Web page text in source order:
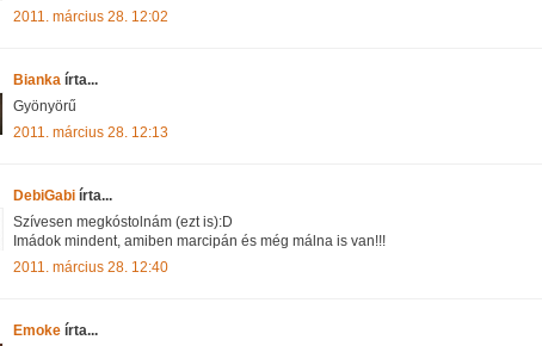
2011. március 28. 12:02
Bianka írta...
Gyönyörű
2011. március 28. 12:13
DebiGabi írta...
Szívesen megkóstolnám (ezt is):D
Imádok mindent, amiben marcipán és még málna is van!!!
2011. március 28. 12:40
Emoke írta...